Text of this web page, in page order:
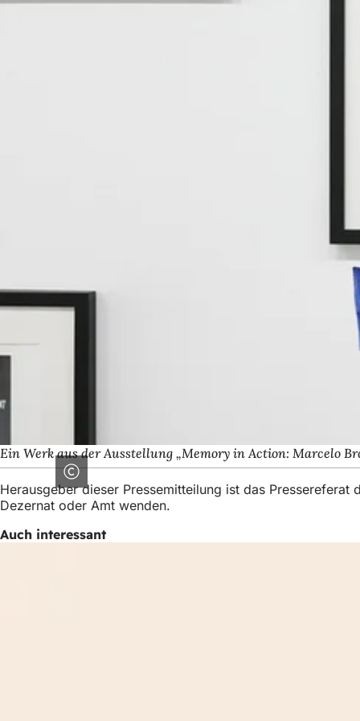
Ein Werk aus der Ausstellung „Memory in Action: Marcelo
Herausgeber dieser Pressemitteilung ist das
Dezernat oder Amt wenden.
Auch interessant